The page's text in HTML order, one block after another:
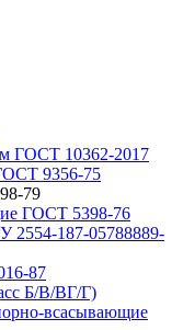
ГОСТ 10362-2017
9356-75
79
ГОСТ 5398-76
2554-187-05788889-
87
Б/В/ВГ/Г)
всасывающие